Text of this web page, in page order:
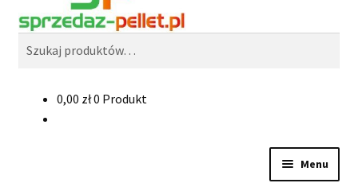
0,00 zł0 Produkt
Menu